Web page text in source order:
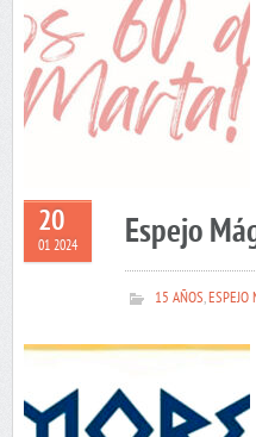
20
01 2024 Espejo
15 AÑOS,ESPEJO